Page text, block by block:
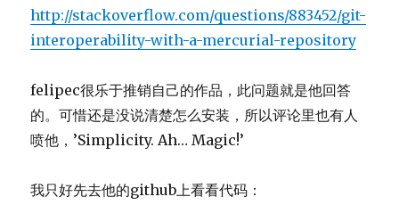
http://stackoverflow.com/questions/883452/git-
interoperability-with-a-mercurial-repository
felipec很乐于推销自己的作品，此问题就是他回答
的。可惜还是没说清楚怎么安装，所以评论里也有人
喷他，’Simplicity. Ah… Magic!’
我只好先去他的github上看看代码：